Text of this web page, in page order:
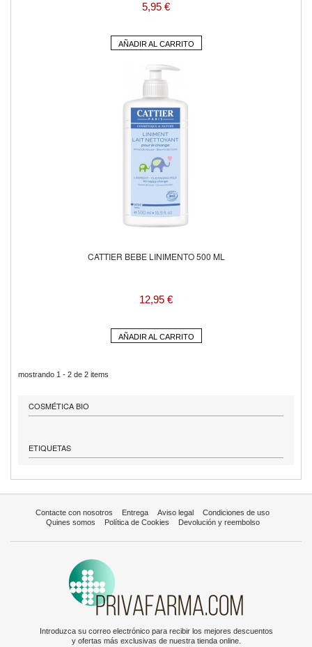
5,95 €
AÑADIR AL CARRITO
CATTIER BEBE LINIMENTO 500 ML
12,95 €
AÑADIR AL CARRITO
mostrando 1 - 2 de 2 items
COSMÉTICA BIO
ETIQUETAS
Contacte con nosotros Entrega Aviso legal
Condiciones de uso
Quines somos
Política de Cookies Devolución y reembolso
Introduzca su correo electrónico para recibir los mejores descuentos
y ofertas más exclusivas de nuestra tienda online.